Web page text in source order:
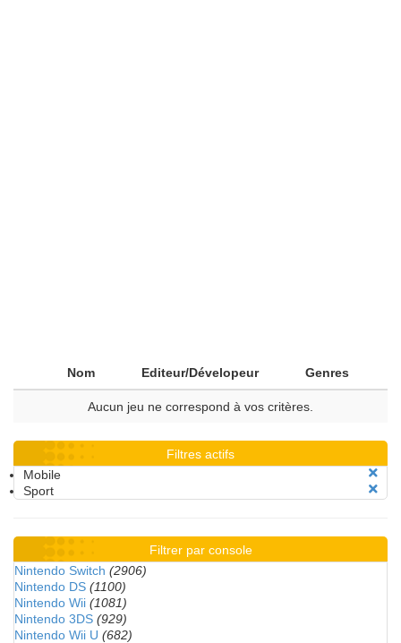
Nom Editeur/Dévelopeur Genres
Aucun jeu ne correspond à vos critères.
Filtres actifs
Mobile
Sport
Filtrer par console
Nintendo Switch (2906)
Nintendo DS (1100)
Nintendo Wii (1081)
Nintendo 3DS (929)
Nintendo Wii U (682)